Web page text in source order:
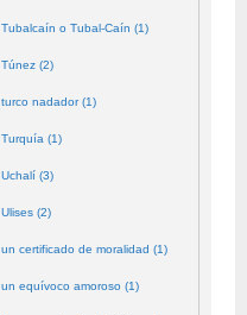
Tubalcaín o Tubal-Caín (1)
Túnez (2)
turco nadador (1)
Turquía (1)
Uchalí (3)
Ulises (2)
un certificado de moralidad (1)
un equívoco amoroso (1)